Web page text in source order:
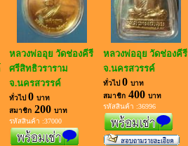
หลวงพ่ออุย วัดช่องคีรี
ศรีสิทธิวราราม
จ.นครสวรรค์
ทั่วไป 0 บาท
สมาชิก200 บาท
รหัสสินค้า :37000
หลวงพ่ออุย วัดช่องคีรี
จ.นครสวรรค์
ทั่วไป 0 บาท
สมาชิก400 บาท
รหัสสินค้า :36996